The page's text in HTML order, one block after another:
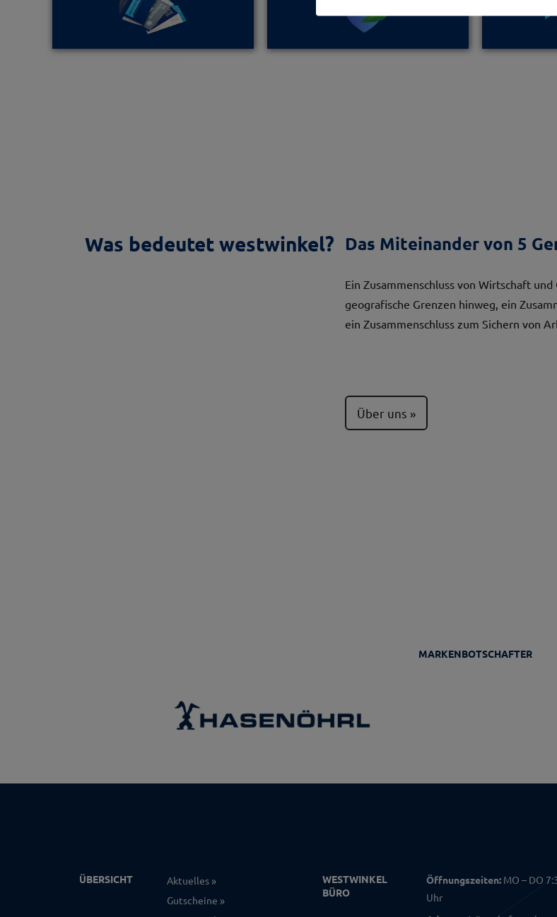
Was bedeutet westwinkel? Das Miteinander von 5
Ein Zusammenschluss von Wirtschaft
geografische Grenzen hinweg, ein
ein Zusammenschluss zum Sichern von
Über uns
MARKENBOTSCHAFTER
ÜBERSICHT
Aktuelles
Gutscheine
WESTWINKEL
BÜRO
Öffnungszeiten: MO – DO
Uhr